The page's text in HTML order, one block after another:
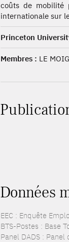
coûts de mobilité
internationale sur
Princeton
Membres : LE
Données
EEC : Enquête
BTS-Postes : Base
Panel DADS :